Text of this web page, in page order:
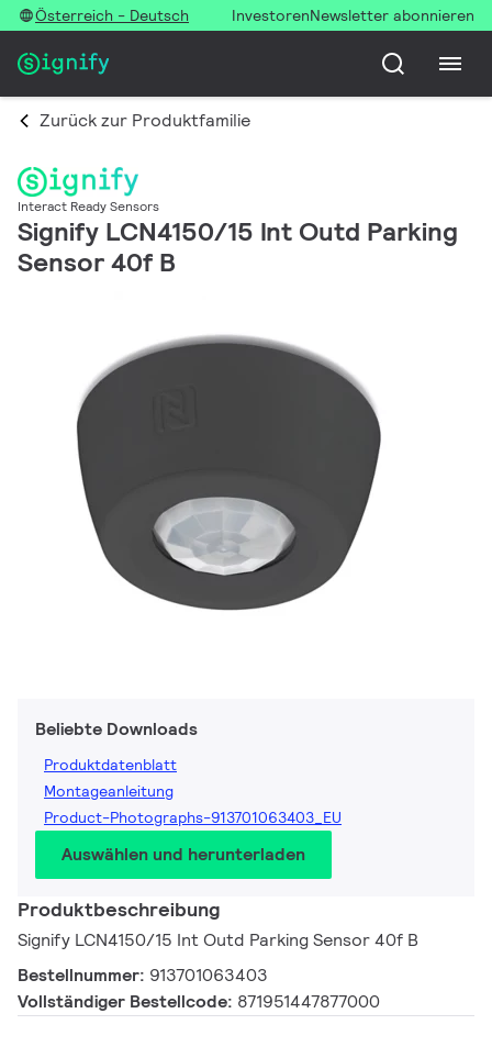
Österreich - Deutsch InvestorenNewsletter abonnieren
Zurück zur Produktfamilie
Interact Ready Sensors
Signify LCN4150/15 Int Outd Parking
Sensor 40f B
Beliebte Downloads
Produktdatenblatt
Montageanleitung
Product-Photographs-913701063403_EU
Auswählen und herunterladen
Produktbeschreibung
Signify LCN4150/15 Int Outd Parking Sensor 40f B
Bestellnummer: 913701063403
Vollständiger Bestellcode: 871951447877000